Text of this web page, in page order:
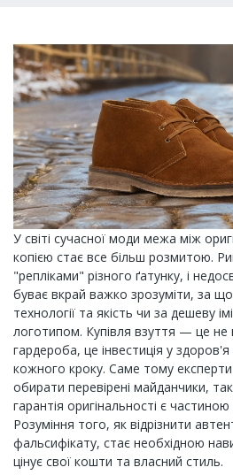
У світі сучасної моди межа між
копією стає все більш розмитою.
"репліками" різного ґатунку, і
буває вкрай важко зрозуміти, за що
технології та якість чи за дешеву
логотипом. Купівля взуття — це
гардероба, це інвестиція у
кожного кроку. Саме тому
обирати перевірені майданчики,
гарантія оригінальності є частиною
Розуміння того, як відрізнити
фальсифікату, стає необхідною
цінує свої кошти та власний стиль.